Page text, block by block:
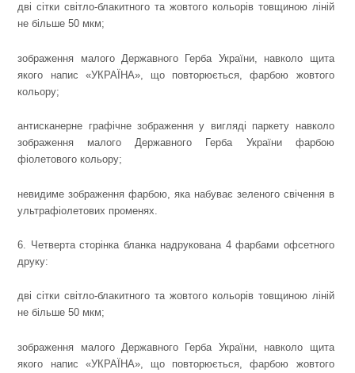
дві сітки світло-блакитного та жовтого кольорів товщиною ліній
не більше 50 мкм;
зображення малого Державного Герба України, навколо щита
якого напис «УКРАЇНА», що повторюється, фарбою жовтого
кольору;
антисканерне графічне зображення у вигляді паркету навколо
зображення малого Державного Герба України фарбою
фіолетового кольору;
невидиме зображення фарбою, яка набуває зеленого свічення в
ультрафіолетових променях.
6. Четверта сторінка бланка надрукована 4 фарбами офсетного
друку:
дві сітки світло-блакитного та жовтого кольорів товщиною ліній
не більше 50 мкм;
зображення малого Державного Герба України, навколо щита
якого напис «УКРАЇНА», що повторюється, фарбою жовтого